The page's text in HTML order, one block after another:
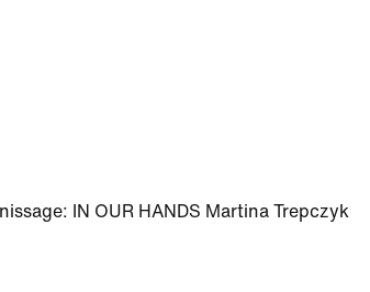
IN OUR HANDS Martina Trepczyk